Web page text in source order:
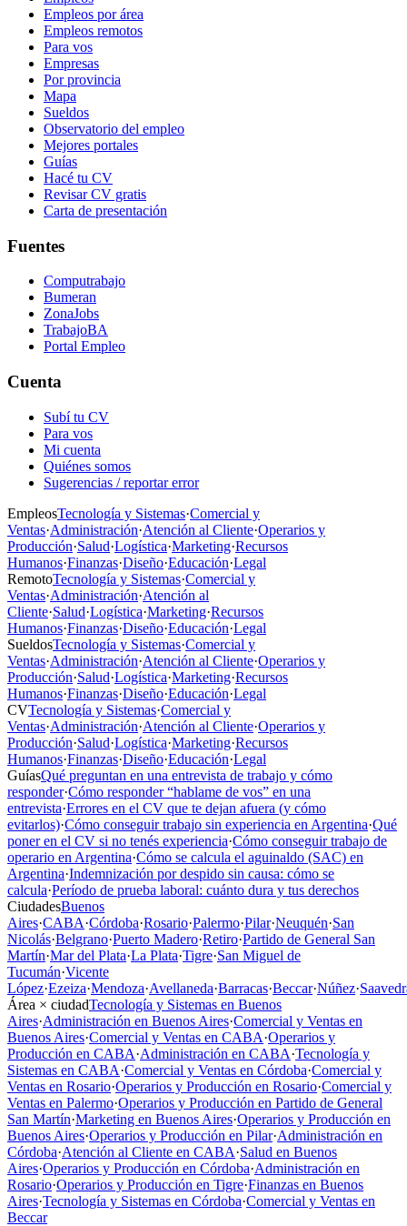
Empleos por área
Empleos remotos
Para vos
Empresas
Por provincia
Mapa
Sueldos
Observatorio del empleo
Mejores portales
Guías
Hacé tu CV
Revisar CV gratis
Carta de presentación
Fuentes
Computrabajo
Bumeran
ZonaJobs
TrabajoBA
Portal Empleo
Cuenta
Subí tu CV
Para vos
Mi cuenta
Quiénes somos
Sugerencias / reportar error
EmpleosTecnología y Sistemas·Comercial y
Ventas·Administración·Atención al Cliente·Operarios y
Producción·Salud·Logística·Marketing·Recursos
Humanos·Finanzas·Diseño·Educación·Legal
RemotoTecnología y Sistemas·Comercial y
Ventas·Administración·Atención al
Cliente·Salud·Logística·Marketing·Recursos
Humanos·Finanzas·Diseño·Educación·Legal
SueldosTecnología y Sistemas·Comercial y
Ventas·Administración·Atención al Cliente·Operarios y
Producción·Salud·Logística·Marketing·Recursos
Humanos·Finanzas·Diseño·Educación·Legal
CVTecnología y Sistemas·Comercial y
Ventas·Administración·Atención al Cliente·Operarios y
Producción·Salud·Logística·Marketing·Recursos
Humanos·Finanzas·Diseño·Educación·Legal
GuíasQué preguntan en una entrevista de trabajo y cómo
responder·Cómo responder “hablame de vos” en una
entrevista·Errores en el CV que te dejan afuera (y cómo
evitarlos)·Cómo conseguir trabajo sin experiencia en Argentina·Qué
poner en el CV si no tenés experiencia·Cómo conseguir trabajo de
operario en Argentina·Cómo se calcula el aguinaldo (SAC) en
Argentina·Indemnización por despido sin causa: cómo se
calcula·Período de prueba laboral: cuánto dura y tus derechos
CiudadesBuenos
Aires·CABA·Córdoba·Rosario·Palermo·Pilar·Neuquén·San
Nicolás·Belgrano·Puerto Madero·Retiro·Partido de General San
Martín·Mar del Plata·La Plata·Tigre·San Miguel de
Tucumán·Vicente
López·Ezeiza·Mendoza·Avellaneda·Barracas·Beccar·Núñez·
Área × ciudadTecnología y Sistemas en Buenos
Aires·Administración en Buenos Aires·Comercial y Ventas en
Buenos Aires·Comercial y Ventas en CABA·Operarios y
Producción en CABA·Administración en CABA·Tecnología y
Sistemas en CABA·Comercial y Ventas en Córdoba·Comercial y
Ventas en Rosario·Operarios y Producción en Rosario·Comercial y
Ventas en Palermo·Operarios y Producción en Partido de General
San Martín·Marketing en Buenos Aires·Operarios y Producción en
Buenos Aires·Operarios y Producción en Pilar·Administración en
Córdoba·Atención al Cliente en CABA·Salud en Buenos
Aires·Operarios y Producción en Córdoba·Administración en
Rosario·Operarios y Producción en Tigre·Finanzas en Buenos
Aires·Tecnología y Sistemas en Córdoba·Comercial y Ventas en
Beccar